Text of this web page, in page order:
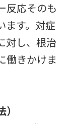
反応そのも
ます。対症
対し、根治
働きかけま